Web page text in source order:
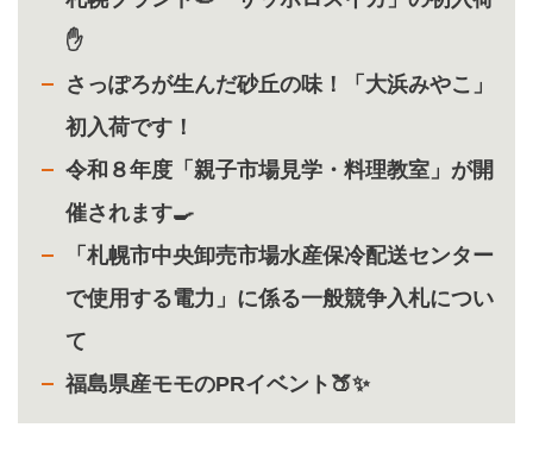
✋
さっぽろが生んだ砂丘の味！「大浜みやこ」
初入荷です！
令和８年度「親子市場見学・料理教室」が開
催されます🍳
「札幌市中央卸売市場水産保冷配送センター
で使用する電力」に係る一般競争入札につい
て
福島県産モモのPRイベント🍑✨